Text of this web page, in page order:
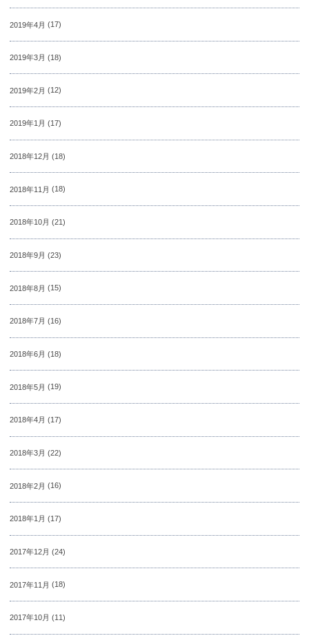
2019年4月 (17)
2019年3月 (18)
2019年2月 (12)
2019年1月 (17)
2018年12月 (18)
2018年11月 (18)
2018年10月 (21)
2018年9月 (23)
2018年8月 (15)
2018年7月 (16)
2018年6月 (18)
2018年5月 (19)
2018年4月 (17)
2018年3月 (22)
2018年2月 (16)
2018年1月 (17)
2017年12月 (24)
2017年11月 (18)
2017年10月 (11)